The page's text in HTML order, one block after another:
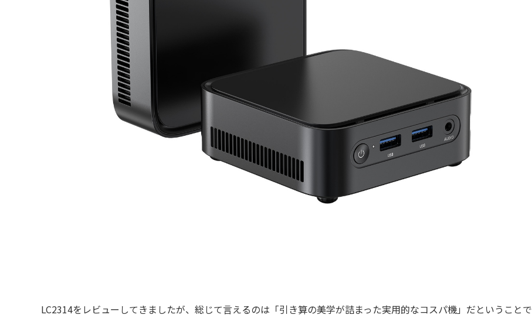
LC2314をレビューしてきましたが、総じて言えるのは「引き算の美学が詰まった実用的なコスパ機」だということで